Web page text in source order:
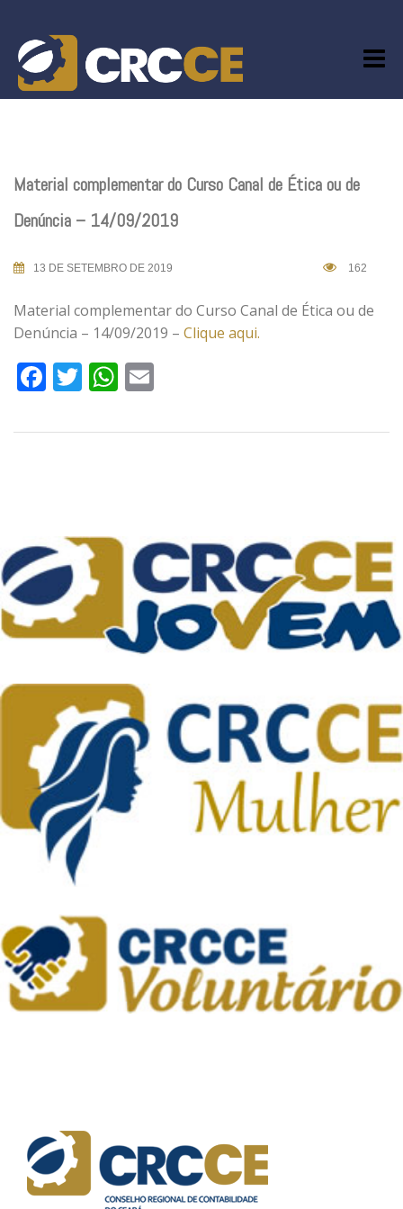
content
Material complementar do Curso Canal de Ética ou de
Denúncia – 14/09/2019
13 DE SETEMBRO DE 2019 162
Material complementar do Curso Canal de Ética ou de
Denúncia – 14/09/2019 – Clique aqui.
Facebook
TwitterWhatsApp